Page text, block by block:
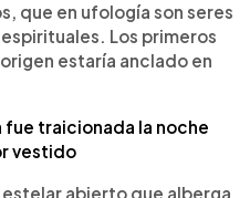
que en ufología son seres
Los primeros
estaría anclado en
fue traicionada la noche
vestido
estelar abierto que alberga